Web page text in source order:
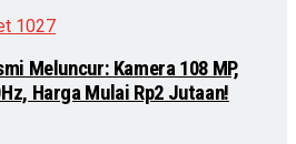
1027
Meluncur: Kamera 108 MP,
Harga Mulai Rp2 Jutaan!